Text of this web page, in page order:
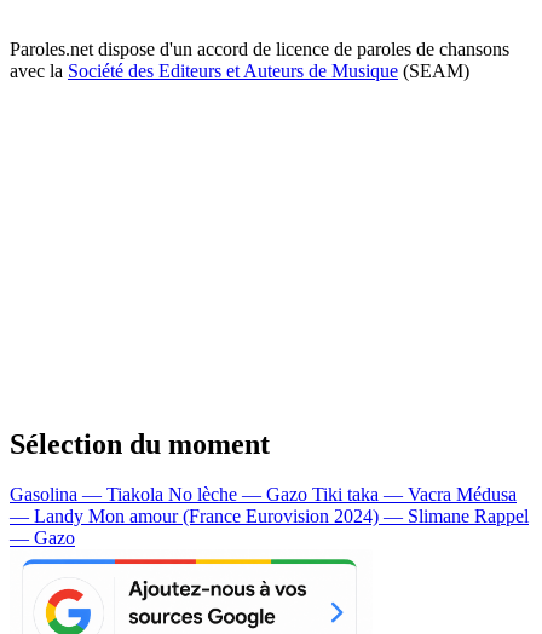
Paroles.net dispose d'un accord de licence de paroles de chansons
avec la Société des Editeurs et Auteurs de Musique (SEAM)
Sélection du moment
Gasolina — Tiakola No lèche — Gazo Tiki taka — Vacra Médusa
— Landy Mon amour (France Eurovision 2024) — Slimane Rappel
— Gazo